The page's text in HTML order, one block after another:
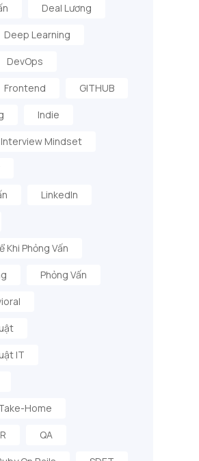
Deal Lương
Deep Learning
DevOps
Frontend GITHUB
Indie
Interview Mindset
LinkedIn
Khi Phỏng Vấn
Phỏng Vấn
IT
Home
QA